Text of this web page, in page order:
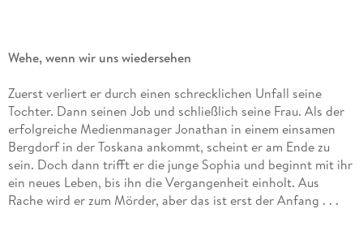
Wehe, wenn wir uns wiedersehen
Zuerst verliert er durch einen schrecklichen Unfall seine
Tochter. Dann seinen Job und schließlich seine Frau. Als der
erfolgreiche Medienmanager Jonathan in einem einsamen
Bergdorf in der Toskana ankommt, scheint er am Ende zu
sein. Doch dann trifft er die junge Sophia und beginnt mit ihr
ein neues Leben, bis ihn die Vergangenheit einholt. Aus
Rache wird er zum Mörder, aber das ist erst der Anfang . . .